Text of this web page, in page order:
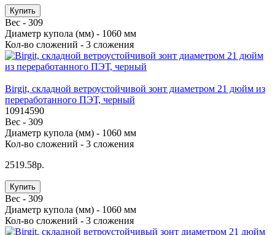
Купить
Вес - 309
Диаметр купола (мм) - 1060 мм
Кол-во сложений - 3 сложения
Birgit, складной ветроустойчивой зонт диаметром 21 дюйм из
переработанного ПЭТ, черный
10914590
Вес - 309
Диаметр купола (мм) - 1060 мм
Кол-во сложений - 3 сложения
2519.58р.
Купить
Вес - 309
Диаметр купола (мм) - 1060 мм
Кол-во сложений - 3 сложения